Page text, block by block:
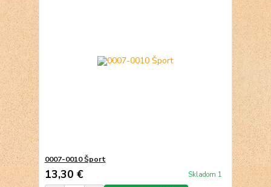
0007-0010 Šport
13,30 € Skladom 1